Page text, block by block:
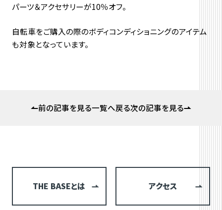
パーツ＆アクセサリーが10％オフ。
自転車をご購入の際のボディコンディショニングのアイテム
も対象となっています。
前の記事を見る一覧へ戻る次の記事を見る
THE BASEとは アクセス